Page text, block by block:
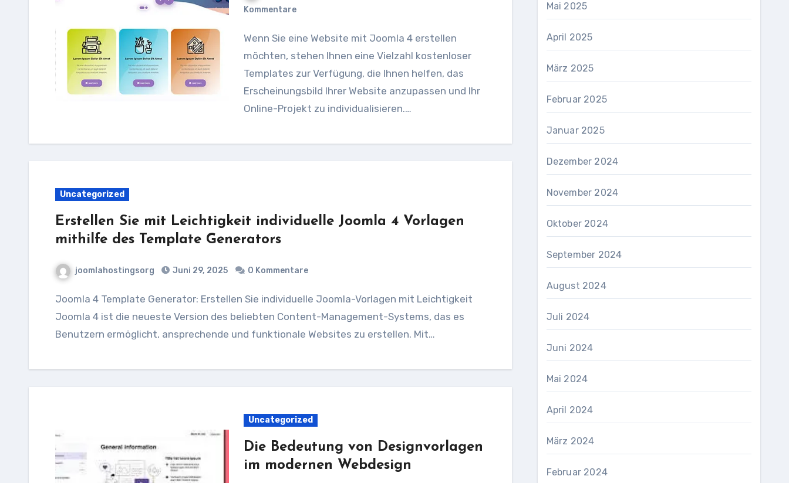
Kommentare
Wenn Sie eine Website mit Joomla 4 erstellen
möchten, stehen Ihnen eine Vielzahl kostenloser
Templates zur Verfügung, die Ihnen helfen, das
Erscheinungsbild Ihrer Website anzupassen und Ihr
Online-Projekt zu individualisieren.…
Uncategorized
Erstellen Sie mit Leichtigkeit individuelle Joomla 4 Vorlagen
mithilfe des Template Generators
joomlahostingsorg Juni 29, 2025 0 Kommentare
Joomla 4 Template Generator: Erstellen Sie individuelle Joomla-Vorlagen mit Leichtigkeit
Joomla 4 ist die neueste Version des beliebten Content-Management-Systems, das es
Benutzern ermöglicht, ansprechende und funktionale Websites zu erstellen. Mit…
Uncategorized
Die Bedeutung von Designvorlagen
im modernen Webdesign
Mai 2025
April 2025
März 2025
Februar 2025
Januar 2025
Dezember 2024
November 2024
Oktober 2024
September 2024
August 2024
Juli 2024
Juni 2024
Mai 2024
April 2024
März 2024
Februar 2024